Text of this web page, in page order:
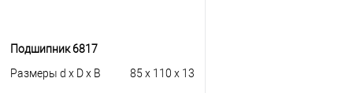
Подшипник 6817
Размеры d x D x B
85 x 110 x 13